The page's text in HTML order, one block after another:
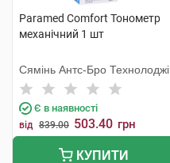
Paramed Comfort Тонометр
механічний 1 шт
Сямінь Антс-Бро Технолоджі
Є в наявності
від 839.00 503.40 грн
КУПИТИ